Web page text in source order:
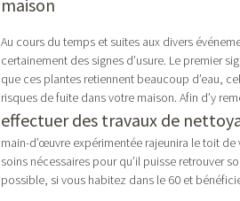
maison
Au cours du temps et suites aux divers
certainement des signes d’usure. Le premier
que ces plantes retiennent beaucoup d’eau,
risques de fuite dans votre maison. Afin d’y
effectuer des travaux de
main-d’œuvre expérimentée rajeunira le toit
soins nécessaires pour qu’il puisse retrouver
possible, si vous habitez dans le 60 et